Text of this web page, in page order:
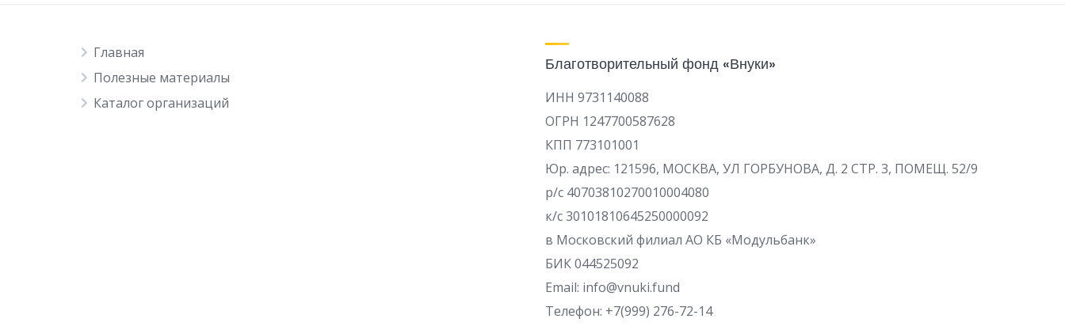
Главная
Полезные материалы
Каталог организаций
Благотворительный фонд «Внуки»
ИНН 9731140088
ОГРН 1247700587628
КПП 773101001
Юр. адрес: 121596, МОСКВА, УЛ ГОРБУНОВА, Д. 2 СТР. 3, ПОМЕЩ. 52/9
р/c 40703810270010004080
к/с 30101810645250000092
в Московский филиал АО КБ «Модульбанк»
БИК 044525092
Email: info@vnuki.fund
Телефон: +7(999) 276-72-14